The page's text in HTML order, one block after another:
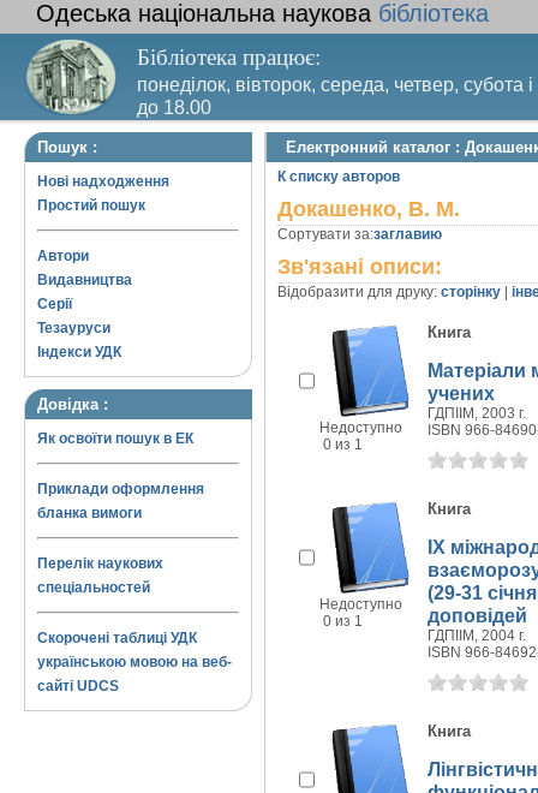
Одеська національна наукова бібліотека
Бібліотека працює:
понеділок, вівторок, середа, четвер, субота
до 18.00
Вихідний день – п’ятниця. Останній четвер
Пошук :
Нові надходження
Простий пошук
Автори
Видавництва
Серії
Тезауруси
Індекси УДК
Довідка :
Як освоїти пошук в ЕК
Приклади оформлення
бланка вимоги
Перелік наукових
спеціальностей
Скорочені таблиці УДК
українською мовою на веб-
сайті UDCS
Електронний каталог :
К списку авторов
Докашенко, В. М.
Сортувати за:заглавию
Зв'язані описи:
Відобразити для друку: сторінку
Недоступно
0 из 1
Книга
Матеріали
учених
ГДПIIМ, 2003 г.
ISBN 966-
Недоступно
0 из 1
Книга
IX
(29-31
доповідей
ГДПIIМ, 2004 г.
ISBN 966-
Книга